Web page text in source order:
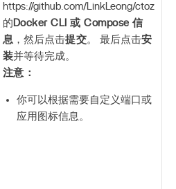
https://github.com/LinkLeong/ctoz
的 Docker CLI 或 Compose 信
息 ，然后点击提交。 最后点击安
装并等待完成。
注意：
你可以根据需要自定义端口或
应用图标信息。